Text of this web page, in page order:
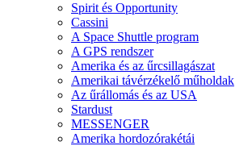
Spirit és Opportunity
Cassini
A Space Shuttle program
A GPS rendszer
Amerika és az űrcsillagászat
Amerikai távérzékelő műholdak
Az űrállomás és az USA
Stardust
MESSENGER
Amerika hordozórakétái